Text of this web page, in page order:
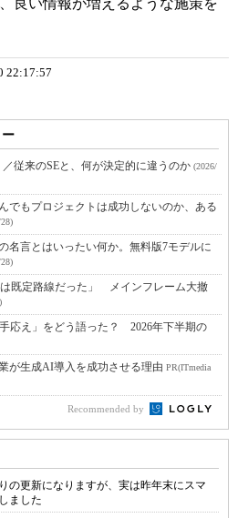
良い情報が増えるような施策を
22:17:57
従来のSEと、何が決定的に違うのか (2026/
でもプロジェクトは成功しないのか、ある
名言とはいったい何か。無料版7モデルに
は既定路線だった」 メインフレーム大撤
応え」をどう語った？ 2026年下半期の
が生成AI導入を成功させる理由 PR(ITmedia
Recommended by
の更新になりますが、実は昨年末にスマ
ました